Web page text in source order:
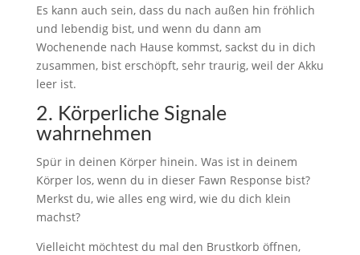
Es kann auch sein, dass du nach außen hin fröhlich
und lebendig bist, und wenn du dann am
Wochenende nach Hause kommst, sackst du in dich
zusammen, bist erschöpft, sehr traurig, weil der Akku
leer ist.
2. Körperliche Signale
wahrnehmen
Spür in deinen Körper hinein. Was ist in deinem
Körper los, wenn du in dieser Fawn Response bist?
Merkst du, wie alles eng wird, wie du dich klein
machst?
Vielleicht möchtest du mal den Brustkorb öffnen,